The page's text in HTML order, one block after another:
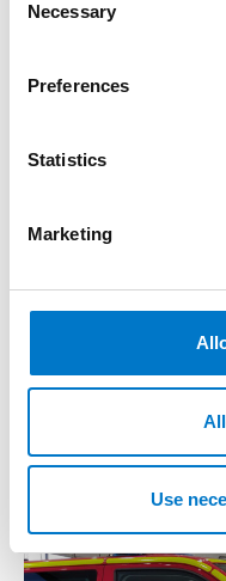
Necessary
Preferences
Statistics
Marketing
Use
Bedömningsbil
2024-10-08